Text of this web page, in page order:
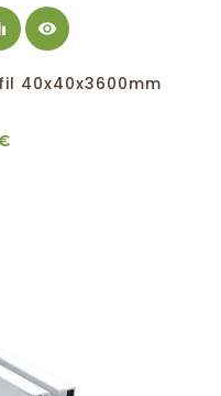
visibility
40x40x3600mm